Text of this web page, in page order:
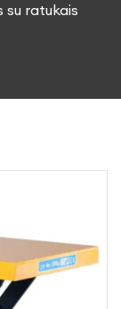
su ratukais